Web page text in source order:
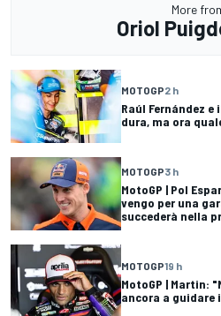
More
Oriol
MOTOGP2 h
Raúl Fernández
dura, ma ora
MOTOGP3 h
MotoGP | Pol
vengo per una
succederà nella
MOTOGP19 h
MotoGP | Martin:
ancora a guidare